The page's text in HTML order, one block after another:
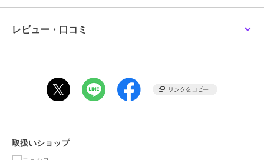
レビュー・口コミ
取扱いショップ